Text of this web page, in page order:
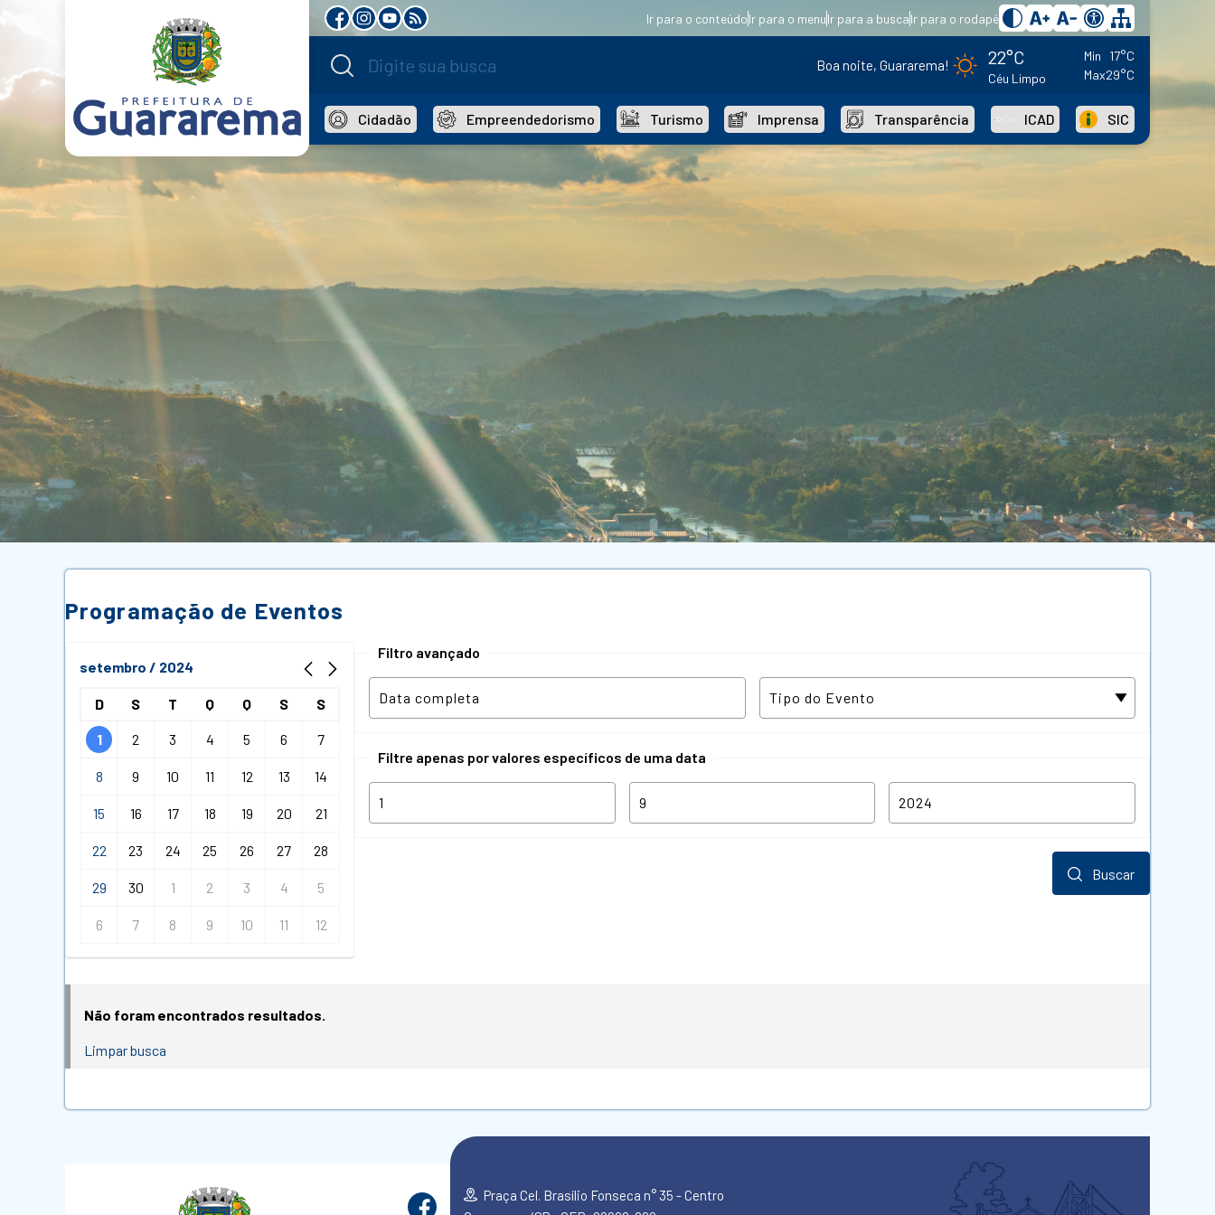
Ir para o conteúdoIr para o menuIr para a buscaIr para o rodapé
Boa noite, Guararema! 22°C
Céu Limpo
Min
17°C
Max29°C
Cidadão Empreendedorismo Turismo Imprensa Transparência ICAD SIC
Programação de Eventos
setembro / 2024
D S T Q Q S S
1 2 3 4 5 6 7
8 9 10 11 12 13 14
15 16 17 18 19 20 21
22 23 24 25 26 27 28
29 30 1 2 3 4 5
6 7 8 9 10 11 12
Filtro avançado
Filtre apenas por valores específicos de uma data
Buscar
Não foram encontrados resultados.
Limpar busca
Praça Cel. Brasílio Fonseca n° 35 - Centro